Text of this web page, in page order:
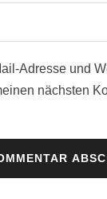
Adresse und
nächsten